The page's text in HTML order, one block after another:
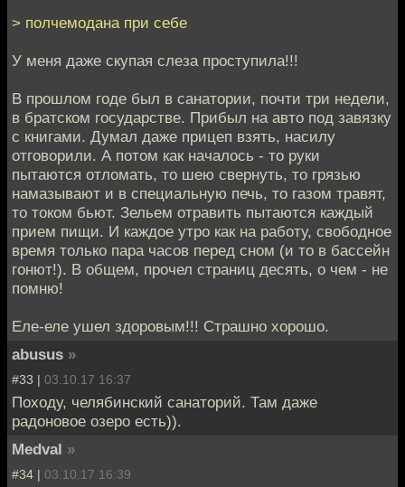
> полчемодана при себе
У меня даже скупая слеза проступила!!!
В прошлом годе был в санатории, почти три недели,
в братском государстве. Прибыл на авто под завязку
с книгами. Думал даже прицеп взять, насилу
отговорили. А потом как началось - то руки
пытаются отломать, то шею свернуть, то грязью
намазывают и в специальную печь, то газом травят,
то током бьют. Зельем отравить пытаются каждый
прием пищи. И каждое утро как на работу, свободное
время только пара часов перед сном (и то в бассейн
гонют!). В общем, прочел страниц десять, о чем - не
помню!
Еле-еле ушел здоровым!!! Страшно хорошо.
abusus »
#33 | 03.10.17 16:37
Походу, челябинский санаторий. Там даже
радоновое озеро есть)).
Medval »
#34 | 03.10.17 16:39